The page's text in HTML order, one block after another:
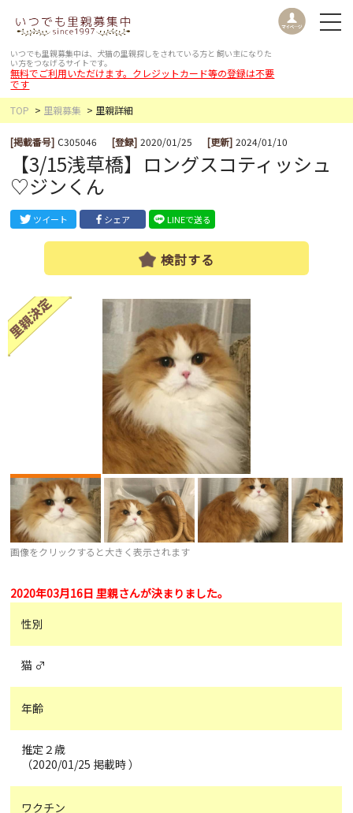
いつでも里親募集中は、犬猫の里親探しをされている方と 飼い主になりた
い方をつなげるサイトです。
無料でご利用いただけます。クレジットカード等の登録は不要
です
TOP
里親募集 里親詳細
[掲載番号] C305046 [登録] 2020/01/25 [更新] 2024/01/10
【3/15浅草橋】ロングスコティッシュ
♡ジンくん
ツイート シェア LINEで送る
検討する
画像をクリックすると大きく表示されます
2020年03月16日 里親さんが決まりました。
性別
猫 ♂
年齢
推定２歳
（2020/01/25 掲載時 ）
ワクチン